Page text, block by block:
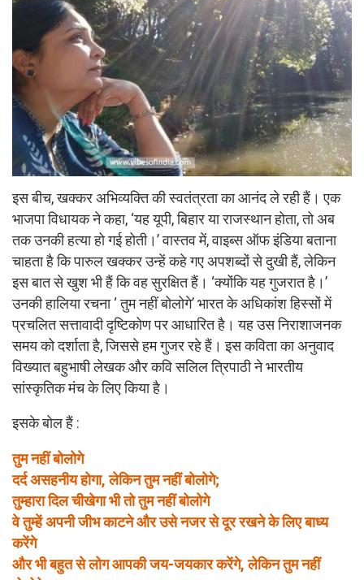
इस बीच, खक्कर अभिव्यक्ति की स्वतंत्रता का आनंद ले रही हैं। एक
भाजपा विधायक ने कहा, ‘यह यूपी, बिहार या राजस्थान होता, तो अब
तक उनकी हत्या हो गई होती।’ वास्तव में, वाइब्स ऑफ इंडिया बताना
चाहता है कि पारुल खक्कर उन्हें कहे गए अपशब्दों से दुखी हैं, लेकिन
इस बात से खुश भी हैं कि वह सुरक्षित हैं। ‘क्योंकि यह गुजरात है।’
उनकी हालिया रचना ‘ तुम नहीं बोलोगे’ भारत के अधिकांश हिस्सों में
प्रचलित सत्तावादी दृष्टिकोण पर आधारित है। यह उस निराशाजनक
समय को दर्शाता है, जिससे हम गुजर रहे हैं। इस कविता का अनुवाद
विख्यात बहुभाषी लेखक और कवि सलिल त्रिपाठी ने भारतीय
सांस्कृतिक मंच के लिए किया है।
इसके बोल हैं :
तुम नहीं बोलोगे
दर्द असहनीय होगा, लेकिन तुम नहीं बोलोगे;
तुम्हारा दिल चीखेगा भी तो तुम नहीं बोलोगे
वे तुम्हें अपनी जीभ काटने और उसे नजर से दूर रखने के लिए बाध्य
करेंगे
और भी बहुत से लोग आपकी जय-जयकार करेंगे, लेकिन तुम नहीं